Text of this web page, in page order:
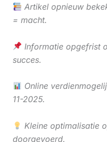
Artikel opnieuw
= macht.
Informatie opgefrist
succes.
Online
11-2025.
Kleine optimalisatie
doorgevoerd.